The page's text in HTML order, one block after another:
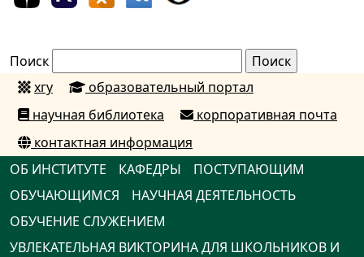
Поиск
хгу
образовательный портал
научная библиотека
корпоративная почта
контактная информация
ОБ ИНСТИТУТЕ
КАФЕДРЫ
ПОСТУПАЮЩИМ
ОБУЧАЮЩИМСЯ
НАУЧНАЯ ДЕЯТЕЛЬНОСТЬ
ОБУЧЕНИЕ СЛУЖЕНИЕМ
УВЛЕКАТЕЛЬНАЯ ВИКТОРИНА ДЛЯ ШКОЛЬНИКОВ И